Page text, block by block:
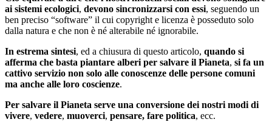
ai sistemi ecologici, devono sincronizzarsi con essi, seguendo un
ben preciso “software” il cui copyright e licenza è posseduto solo
dalla natura e che non è né alterabile né ignorabile.
In estrema sintesi, ed a chiusura di questo articolo, quando si
afferma che basta piantare alberi per salvare il Pianeta, si fa un
cattivo servizio non solo alle conoscenze delle persone comuni
ma anche alle loro coscienze.
Per salvare il Pianeta serve una conversione dei nostri modi di
vivere, vedere, muoverci, pensare, fare politica, ecc.